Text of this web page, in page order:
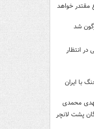
مقتدر خواهد
شد
انتظار
با ایران
محمدی
پشت لانچر